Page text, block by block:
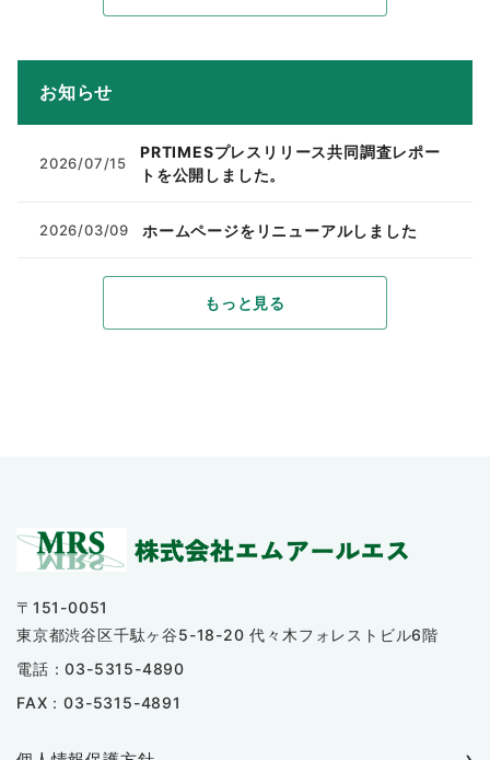
お知らせ
2026/07/15
PRTIMESプレスリリース共同調査レポー
トを公開しました。
2026/03/09 ホームページをリニューアルしました
もっと見る
〒151-0051
東京都渋谷区千駄ヶ谷5-18-20 代々木フォレストビル6階
電話：03-5315-4890
FAX：03-5315-4891